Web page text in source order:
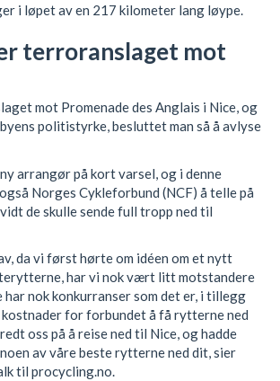
i løpet av en 217 kilometer lang løype.
terroranslaget mot
mot Promenade des Anglais i Nice, og
politistyrke, besluttet man så å avlyse
arrangør på kort varsel, og i denne
Norges Cykleforbund (NCF) å telle på
de skulle sende full tropp ned til
da vi først hørte om idéen om et nytt
har vi nok vært litt motstandere
har nok konkurranser som det er, i tillegg
for forbundet å få rytterne ned
oss på å reise ned til Nice, og hadde
av våre beste rytterne ned dit, sier
til procycling.no.